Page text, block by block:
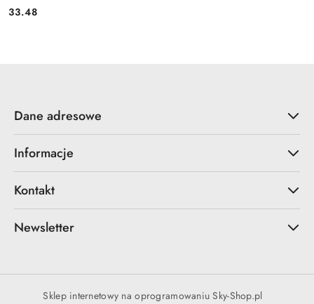
Cena:
33.48
Dane adresowe
Informacje
Kontakt
Newsletter
Sklep internetowy na oprogramowaniu Sky-Shop.pl